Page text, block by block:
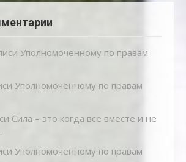
Уполномоченному по правам
Уполномоченному по правам
Сила – это когда все вместе и не
Уполномоченному по правам